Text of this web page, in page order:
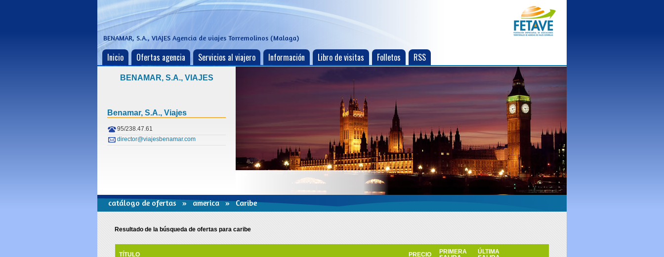
BENAMAR, S.A., VIAJES Agencia de viajes Torremolinos (Malaga)
Inicio Ofertas agencia Servicios al viajero Información Libro de visitas Folletos RSS
BENAMAR, S.A., VIAJES
Benamar, S.a., Viajes
95/238.47.61
director@viajesbenamar.com
catálogo de ofertas»america» Caribe
Resultado de la búsqueda de ofertas para caribe
TÍTULO PRECIO
PRIMERA
ÚLTIMA